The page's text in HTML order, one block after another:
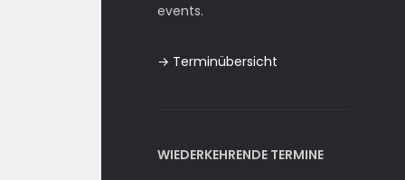
events.
→ Terminübersicht
WIEDERKEHRENDE TERMINE